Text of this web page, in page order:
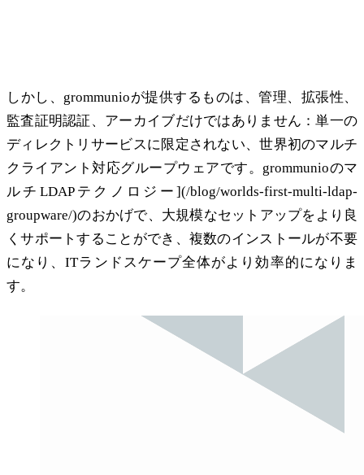
しかし、grommunioが提供するものは、管理、拡張性、
監査証明認証、アーカイブだけではありません：単一の
ディレクトリサービスに限定されない、世界初のマルチ
クライアント対応グループウェアです。grommunioのマ
ルチLDAPテクノロジー](/blog/worlds-first-multi-ldap-
groupware/)のおかげで、大規模なセットアップをより良
くサポートすることができ、複数のインストールが不要
になり、ITランドスケープ全体がより効率的になりま
す。